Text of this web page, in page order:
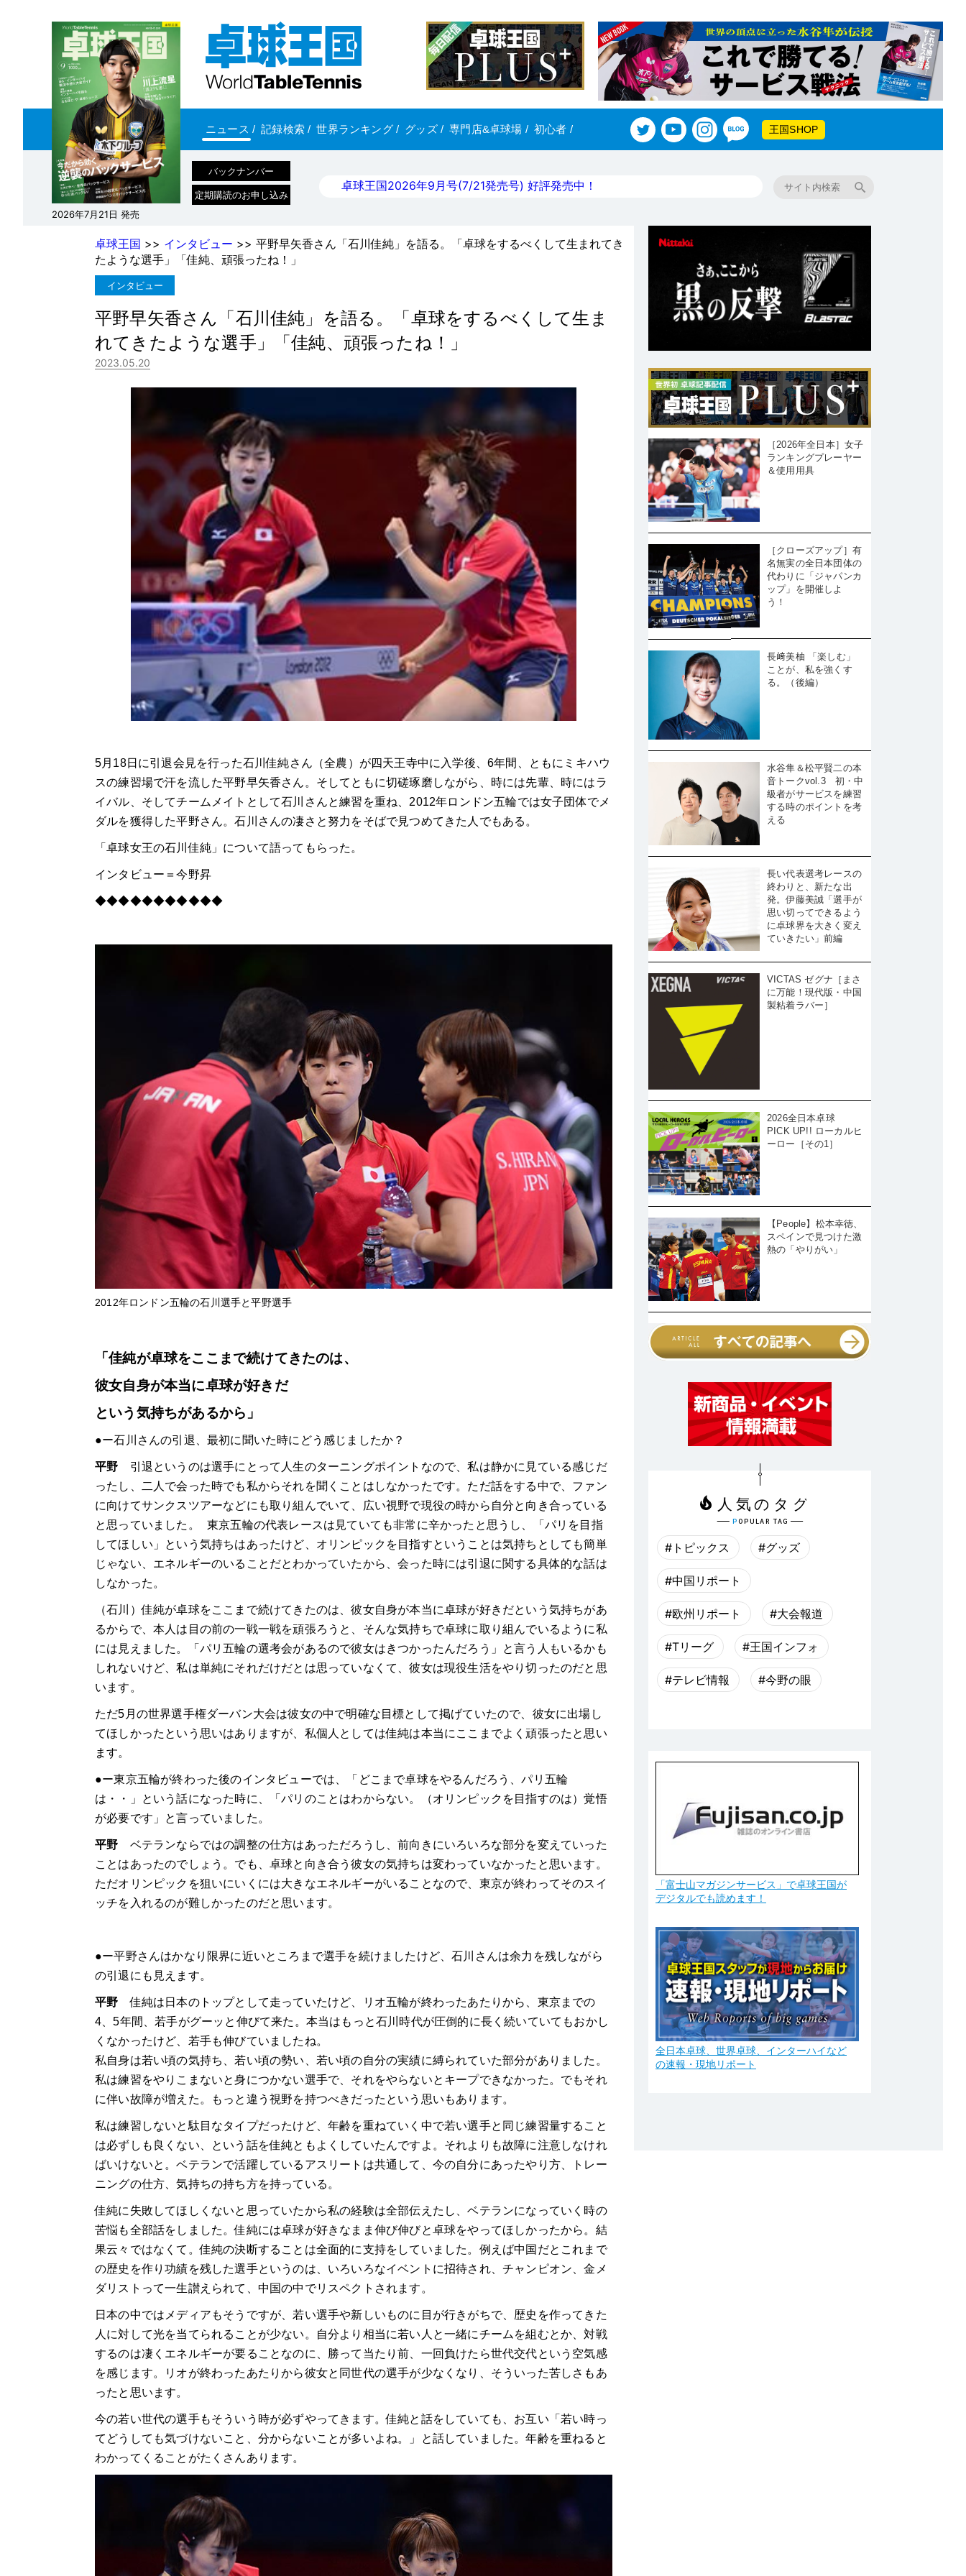
ニュース / 記録検索 / 世界ランキング/ グッズ/ 専門店&卓球場 / 初心者 / 王国SHOP
2026年7月21日 発売
バックナンバー
定期購読のお申し込み
卓球王国2026年9月号(7/21発売号) 好評発売中！
卓球王国 >> インタビュー >> 平野早矢香さん「石川佳純」を語る。「卓球をするべくして生まれてき
たような選手」「佳純、頑張ったね！」
インタビュー
平野早矢香さん「石川佳純」を語る。「卓球をするべくして生ま
れてきたような選手」「佳純、頑張ったね！」
2023.05.20
5月18日に引退会見を行った石川佳純さん（全農）が四天王寺中に入学後、6年間、ともにミキハウ
スの練習場で汗を流した平野早矢香さん。そしてともに切磋琢磨しながら、時には先輩、時にはラ
イバル、そしてチームメイトとして石川さんと練習を重ね、2012年ロンドン五輪では女子団体でメ
ダルを獲得した平野さん。石川さんの凄さと努力をそばで見つめてきた人でもある。
「卓球女王の石川佳純」について語ってもらった。
インタビュー＝今野昇
◆◆◆◆◆◆◆◆◆◆◆
2012年ロンドン五輪の石川選手と平野選手
「佳純が卓球をここまで続けてきたのは、
彼女自身が本当に卓球が好きだ
という気持ちがあるから」
●ー石川さんの引退、最初に聞いた時にどう感じましたか？
平野 引退というのは選手にとって人生のターニングポイントなので、私は静かに見ている感じだ
ったし、二人で会った時でも私からそれを聞くことはしなかったです。ただ話をする中で、ファン
に向けてサンクスツアーなどにも取り組んでいて、広い視野で現役の時から自分と向き合っている
と思っていました。 東京五輪の代表レースは見ていても非常に辛かったと思うし、「パリを目指
してほしい」という気持ちはあったけど、オリンピックを目指すということは気持ちとしても簡単
じゃない、エネルギーのいることだとわかっていたから、会った時には引退に関する具体的な話は
しなかった。
（石川）佳純が卓球をここまで続けてきたのは、彼女自身が本当に卓球が好きだという気持ちがあ
るからで、本人は目の前の一戦一戦を頑張ろうと、そんな気持ちで卓球に取り組んでいるように私
には見えました。「パリ五輪の選考会があるので彼女はきつかったんだろう」と言う人もいるかも
しれないけど、私は単純にそれだけだとは思っていなくて、彼女は現役生活をやり切ったのだと思
います。
ただ5月の世界選手権ダーバン大会は彼女の中で明確な目標として掲げていたので、彼女に出場し
てほしかったという思いはありますが、私個人としては佳純は本当にここまでよく頑張ったと思い
ます。
●ー東京五輪が終わった後のインタビューでは、「どこまで卓球をやるんだろう、パリ五輪
は・・」という話になった時に、「パリのことはわからない。（オリンピックを目指すのは）覚悟
が必要です」と言っていました。
平野 ベテランならではの調整の仕方はあっただろうし、前向きにいろいろな部分を変えていった
ことはあったのでしょう。でも、卓球と向き合う彼女の気持ちは変わっていなかったと思います。
ただオリンピックを狙いにいくには大きなエネルギーがいることなので、東京が終わってそのスイ
ッチを入れるのが難しかったのだと思います。
●ー平野さんはかなり限界に近いところまで選手を続けましたけど、石川さんは余力を残しながら
の引退にも見えます。
平野 佳純は日本のトップとして走っていたけど、リオ五輪が終わったあたりから、東京までの
4、5年間、若手がグーッと伸びて来た。本当はもっと石川時代が圧倒的に長く続いていてもおかし
くなかったけど、若手も伸びていましたね。
私自身は若い頃の気持ち、若い頃の勢い、若い頃の自分の実績に縛られていた部分がありました。
私は練習をやりこまないと身につかない選手で、それをやらないとキープできなかった。でもそれ
に伴い故障が増えた。もっと違う視野を持つべきだったという思いもあります。
私は練習しないと駄目なタイプだったけど、年齢を重ねていく中で若い選手と同じ練習量すること
は必ずしも良くない、という話を佳純ともよくしていたんですよ。それよりも故障に注意しなけれ
ばいけないと。ベテランで活躍しているアスリートは共通して、今の自分にあったやり方、トレー
ニングの仕方、気持ちの持ち方を持っている。
佳純に失敗してほしくないと思っていたから私の経験は全部伝えたし、ベテランになっていく時の
苦悩も全部話をしました。佳純には卓球が好きなまま伸び伸びと卓球をやってほしかったから。結
果云々ではなくて。佳純の決断することは全面的に支持をしていました。例えば中国だとこれまで
の歴史を作り功績を残した選手というのは、いろいろなイベントに招待され、チャンピオン、金メ
ダリストって一生讃えられて、中国の中でリスペクトされます。
日本の中ではメディアもそうですが、若い選手や新しいものに目が行きがちで、歴史を作ってきた
人に対して光を当てられることが少ない。自分より相当に若い人と一緒にチームを組むとか、対戦
するのは凄くエネルギーが要ることなのに、勝って当たり前、一回負けたら世代交代という空気感
を感じます。リオが終わったあたりから彼女と同世代の選手が少なくなり、そういった苦しさもあ
ったと思います。
今の若い世代の選手もそういう時が必ずやってきます。佳純と話をしていても、お互い「若い時っ
てどうしても気づけないこと、分からないことが多いよね。」と話していました。年齢を重ねると
わかってくることがたくさんあります。
［2026年全日本］女子
ランキングプレーヤー
＆使用用具
［クローズアップ］有
名無実の全日本団体の
代わりに「ジャパンカ
ップ」を開催しよ
う！
長﨑美柚 「楽しむ」
ことが、私を強くす
る。（後編）
水谷隼＆松平賢二の本
音トークvol.3 初・中
級者がサービスを練習
する時のポイントを考
える
長い代表選考レースの
終わりと、新たな出
発。伊藤美誠「選手が
思い切ってできるよう
に卓球界を大きく変え
ていきたい」前編
VICTAS ゼグナ［まさ
に万能！現代版・中国
製粘着ラバー］
2026全日本卓球
PICK UP!! ローカルヒ
ーロー［その1］
【People】松本幸徳、
スペインで見つけた激
熱の「やりがい」
#トピックス #グッズ
#中国リポート
#欧州リポート #大会報道
#Tリーグ #王国インフォ
#テレビ情報 #今野の眼
「富士山マガジンサービス」で卓球王国が
デジタルでも読めます！
全日本卓球、世界卓球、インターハイなど
の速報・現地リポート